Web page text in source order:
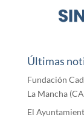
Últimas
Fundación
La Mancha
El